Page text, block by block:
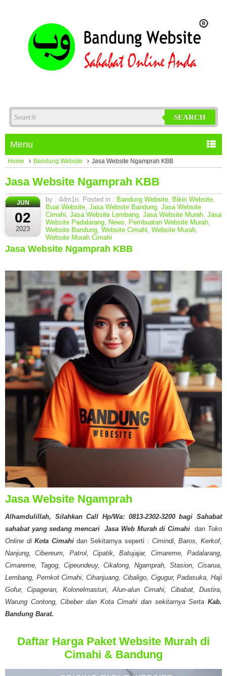
SEARCH
Menu
Home Bandung Website Jasa Website Ngamprah KBB
Jasa Website Ngamprah KBB
JUN
02
2023
by : 4dm1n. Posted in : Bandung Website, Bikin Website,
Buat Website, Jasa Website Bandung, Jasa Website
Cimahi, Jasa Website Lembang, Jasa Website Murah, Jasa
Website Padalarang, News, Pembuatan Website Murah,
Website Bandung, Website Cimahi, Website Murah,
Website Murah Cimahi
Jasa Website Ngamprah KBB
Jasa Website Ngamprah
Alhamdulillah, Silahkan Call Hp/Wa: 0813-2302-3200 bagi Sahabat
sahabat yang sedang mencari Jasa Web Murah di Cimahi dan Toko
Online diKota Cimahidan Sekitarnya seperti : Cimindi, Baros, Kerkof,
Nanjung, Cibereum, Patrol, Cipatik, Batujajar, Cimareme, Padalarang,
Cimareme, Tagog, Cipeundeuy, Cikalong, Ngamprah, Stasion, Cisarua,
Lembang, Pemkot Cimahi, Cihanjuang, Cibaligo, Cigugur, Padasuka, Haji
Gofur, Cipageran, Kolonelmasturi, Alun-alun Cimahi, Cibabat, Dustira,
Warung Contong, Cibeber dan Kota Cimahi dan sekitarnya Serta Kab.
Bandung Barat.
Daftar Harga Paket Website Murah di
Cimahi & Bandung